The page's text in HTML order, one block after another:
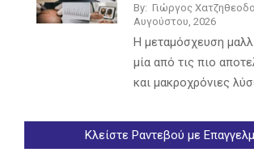
By: Γιώργος
Αυγούστου, 2026
Η μεταμόσχευση
μία από τις πιο
και μακροχρόνιες
Κλείστε Ραντεβού με